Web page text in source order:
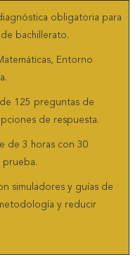
obligatoria para
bachillerato.
Entorno
125 preguntas de
de respuesta.
de 3 horas con 30
prueba.
simuladores y guías de
y reducir